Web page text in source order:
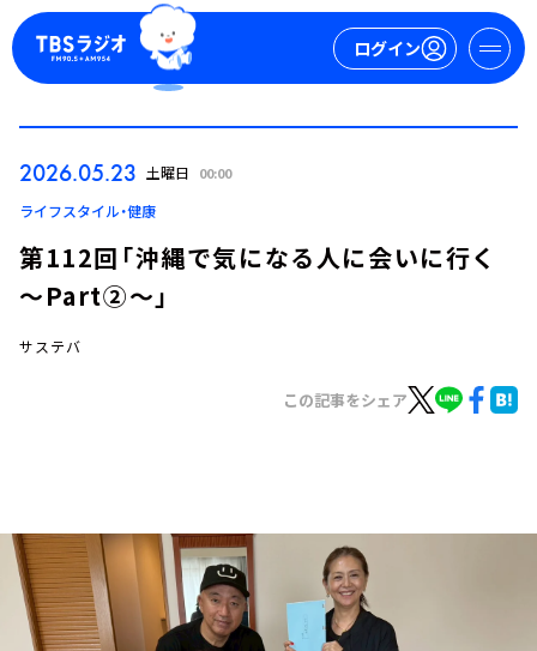
ログイン
ログイン
お知らせ
イベント・グッズ
YouTube
会社情報
2026.05.23 土曜日 00:00
ライフスタイル・健康
第112回「沖縄で気になる人に会いに行く
～Part②～」
サステバ
この記事をシェア